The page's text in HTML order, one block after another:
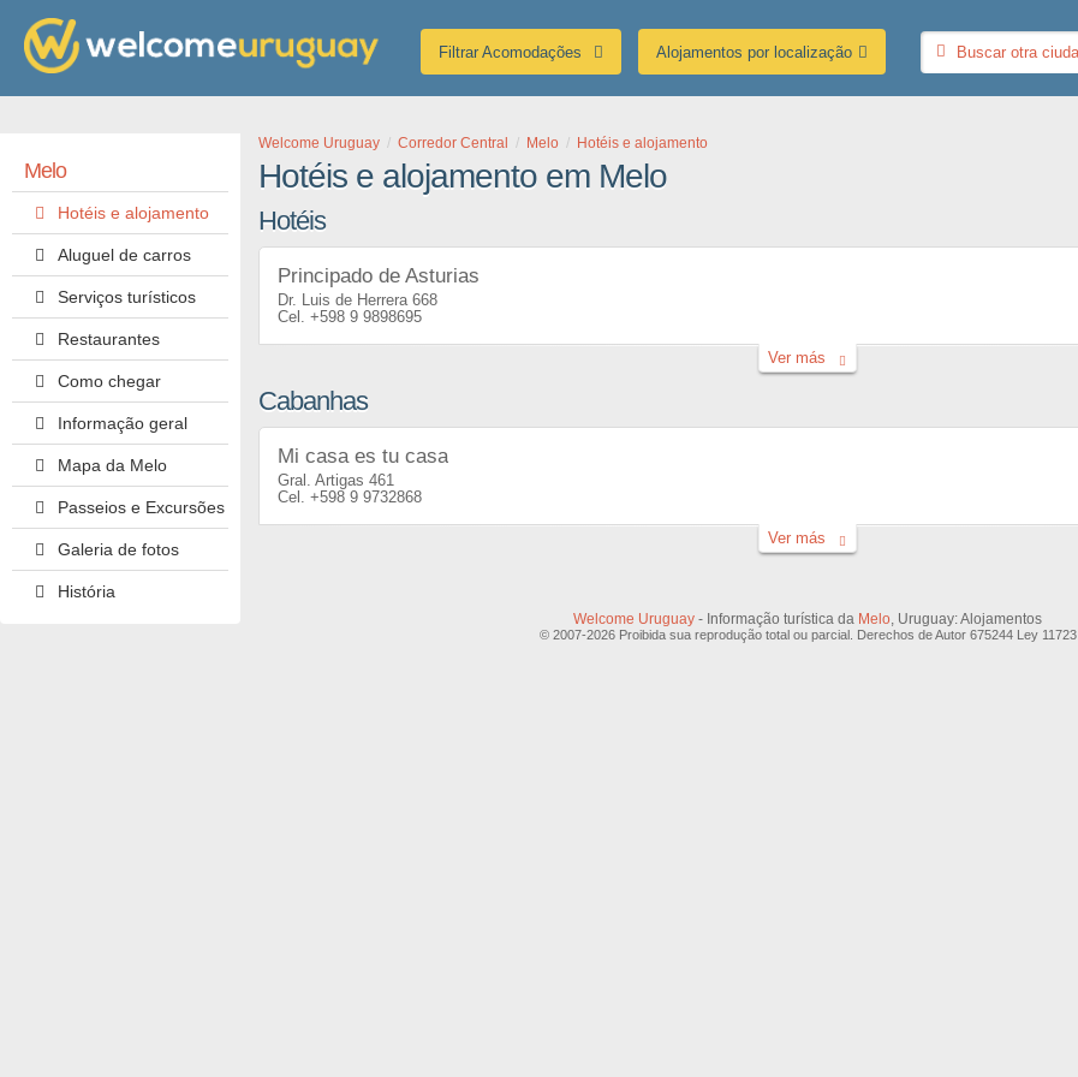
Filtrar Acomodações Alojamentos por localização
Melo
Hotéis e alojamento
Aluguel de carros
Serviços turísticos
Restaurantes
Como chegar
Informação geral
Mapa da Melo
Passeios e Excursões
Galeria de fotos
História
Welcome Uruguay Corredor Central Melo Hotéis e alojamento
Hotéis e alojamento em Melo
Hotéis
Principado de Asturias
Dr. Luis de Herrera 668
+598 9 9898695
Ver más
Cabanhas
Mi casa es tu casa
Gral. Artigas 461
+598 9 9732868
Ver más
Welcome Uruguay - Informação turística da Melo, Uruguay: Alojamentos
© 2007-2026 Proibida sua reprodução total ou parcial. Derechos de Autor 675244 Ley 11723